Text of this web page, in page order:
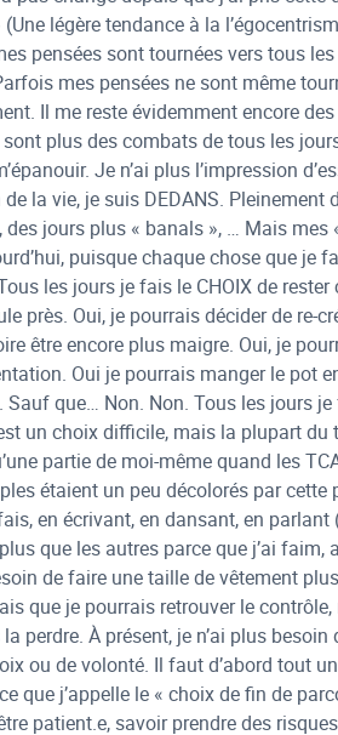
légère tendance à la
pensées sont tournées vers tous
mes pensées ne sont même
Il me reste évidemment encore
plus des combats de tous les
Je n’ai plus l’impression
la vie, je suis DEDANS.
des jours plus « banals », … Mais
puisque chaque chose que je
les jours je fais le CHOIX de
près. Oui, je pourrais décider de
être encore plus maigre. Oui, je
Oui je pourrais manger le pot
que… Non. Non. Tous les jours
un choix difficile, mais la plupart
partie de moi-même quand les
étaient un peu décolorés par
en écrivant, en dansant, en
que les autres parce que j’ai
de faire une taille de vêtement
que je pourrais retrouver le
perdre. À présent, je n’ai plus
ou de volonté. Il faut d’abord tout
que j’appelle le « choix de fin de
patient.e, savoir prendre des